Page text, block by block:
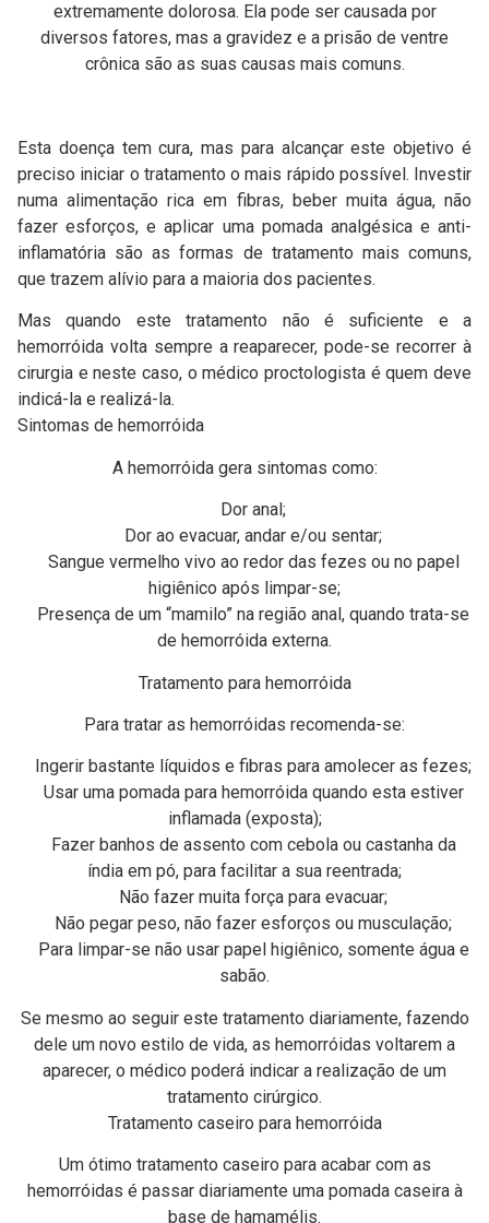
extremamente dolorosa. Ela pode ser causada por
diversos fatores, mas a gravidez e a prisão de ventre
crônica são as suas causas mais comuns.
Esta doença tem cura, mas para alcançar este objetivo é
preciso iniciar o tratamento o mais rápido possível. Investir
numa alimentação rica em fibras, beber muita água, não
fazer esforços, e aplicar uma pomada analgésica e anti-
inflamatória são as formas de tratamento mais comuns,
que trazem alívio para a maioria dos pacientes.
Mas quando este tratamento não é suficiente e a
hemorróida volta sempre a reaparecer, pode-se recorrer à
cirurgia e neste caso, o médico proctologista é quem deve
indicá-la e realizá-la.
Sintomas de hemorróida
A hemorróida gera sintomas como:
Dor anal;
Dor ao evacuar, andar e/ou sentar;
Sangue vermelho vivo ao redor das fezes ou no papel
higiênico após limpar-se;
Presença de um “mamilo” na região anal, quando trata-se
de hemorróida externa.
Tratamento para hemorróida
Para tratar as hemorróidas recomenda-se:
Ingerir bastante líquidos e fibras para amolecer as fezes;
Usar uma pomada para hemorróida quando esta estiver
inflamada (exposta);
Fazer banhos de assento com cebola ou castanha da
índia em pó, para facilitar a sua reentrada;
Não fazer muita força para evacuar;
Não pegar peso, não fazer esforços ou musculação;
Para limpar-se não usar papel higiênico, somente água e
sabão.
Se mesmo ao seguir este tratamento diariamente, fazendo
dele um novo estilo de vida, as hemorróidas voltarem a
aparecer, o médico poderá indicar a realização de um
tratamento cirúrgico.
Tratamento caseiro para hemorróida
Um ótimo tratamento caseiro para acabar com as
hemorróidas é passar diariamente uma pomada caseira à
base de hamamélis.